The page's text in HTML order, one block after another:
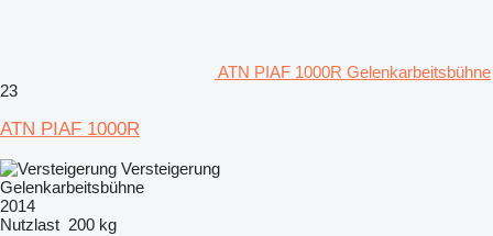
ATN PIAF 1000R Gelenkarbeitsbühne
23
ATN PIAF 1000R
Versteigerung
Gelenkarbeitsbühne
2014
Nutzlast 200 kg